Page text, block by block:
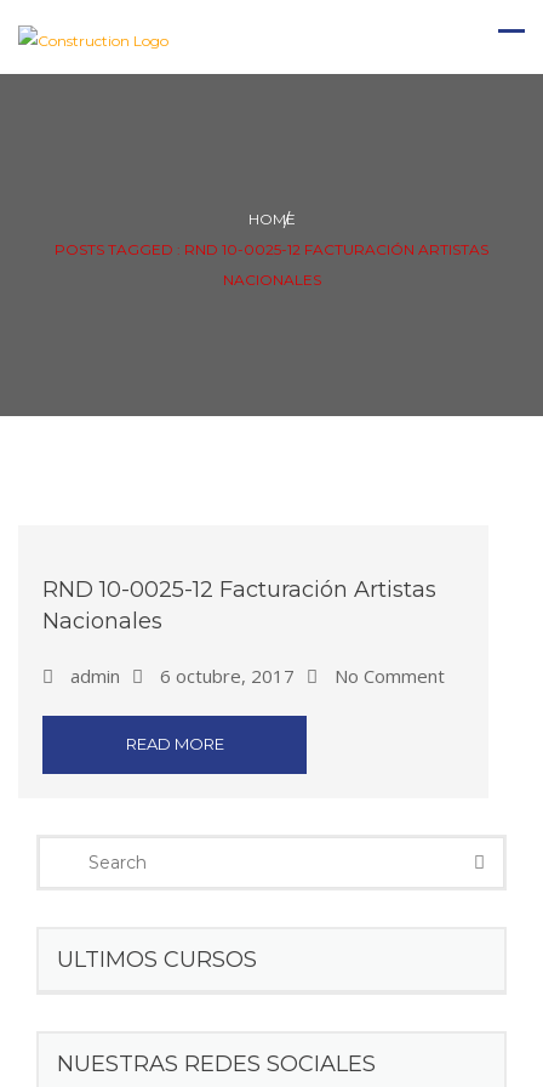
HOME
POSTS TAGGED : RND 10-0025-12 FACTURACIÓN ARTISTAS
NACIONALES
RND 10-0025-12 Facturación Artistas
Nacionales
admin 6 octubre, 2017 No Comment
READ MORE
ULTIMOS CURSOS
NUESTRAS REDES SOCIALES